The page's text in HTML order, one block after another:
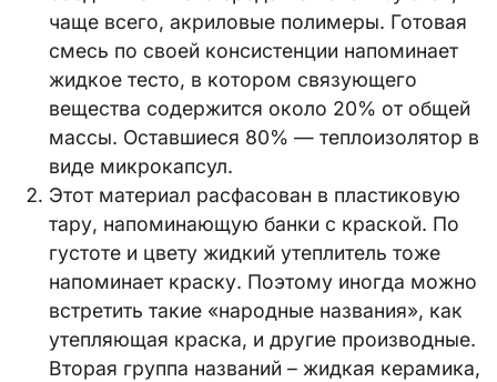
чаще всего, акриловые полимеры. Готовая
смесь по своей консистенции напоминает
жидкое тесто, в котором связующего
вещества содержится около 20% от общей
массы. Оставшиеся 80% — теплоизолятор в
виде микрокапсул.
Этот материал расфасован в пластиковую
тару, напоминающую банки с краской. По
густоте и цвету жидкий утеплитель тоже
напоминает краску. Поэтому иногда можно
встретить такие «народные названия», как
утепляющая краска, и другие производные.
Вторая группа названий – жидкая керамика,